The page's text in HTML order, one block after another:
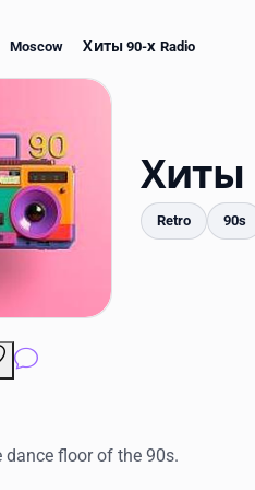
Moscow Хиты 90-х Radio
Хиты
Retro 90s
Comments
dance floor of the 90s.